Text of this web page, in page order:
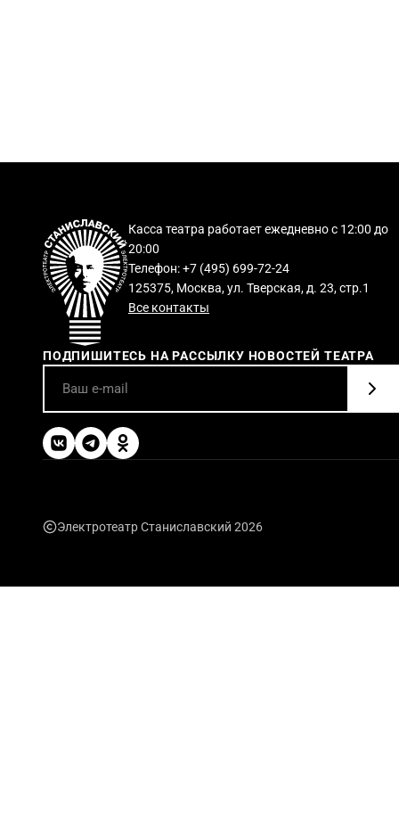
Касса театра работает ежедневно с 12:00 до
20:00
Телефон: +7 (495) 699-72-24
125375, Москва, ул. Тверская, д. 23, стр.1
Все контакты
ПОДПИШИТЕСЬ НА РАССЫЛКУ НОВОСТЕЙ ТЕАТРА
Электротеатр Станиславский 2026